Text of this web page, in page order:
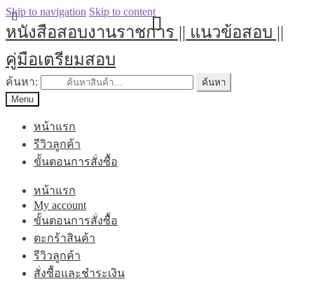
Skip to navigation Skip to content
หนังสือสอบงานราชการ || แนวข้อสอบ ||
คู่มือเตรียมสอบ
ค้นหา:
ค้นหา
Menu
หน้าแรก
รีวิวลูกค้า
ขั้นตอนการสั่งซื้อ
หน้าแรก
My account
ขั้นตอนการสั่งซื้อ
ตะกร้าสินค้า
รีวิวลูกค้า
สั่งซื้อและชำระเงิน